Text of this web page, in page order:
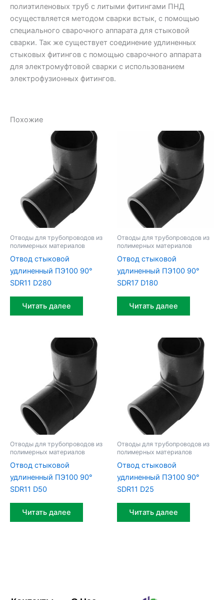
полиэтиленовых труб с литыми фитингами ПНД
осуществляется методом сварки встык, с помощью
специального сварочного аппарата для стыковой
сварки. Так же существует соединение удлиненных
стыковых фитингов с помощью сварочного аппарата
для электромуфтовой сварки с использованием
электрофузионных фитингов.
Похожие
Отводы для трубопроводов из
полимерных материалов
Отвод стыковой
удлиненный ПЭ100 90°
SDR11 D280
Читать далее
Отводы для трубопроводов из
полимерных материалов
Отвод стыковой
удлиненный ПЭ100 90°
SDR17 D180
Читать далее
Отводы для трубопроводов из
полимерных материалов
Отвод стыковой
удлиненный ПЭ100 90°
SDR11 D50
Читать далее
Отводы для трубопроводов из
полимерных материалов
Отвод стыковой
удлиненный ПЭ100 90°
SDR11 D25
Читать далее